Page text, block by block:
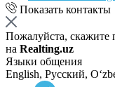
Показать контакты
Пожалуйста, скажите
на Realting.uz
Языки общения
English, Русский,